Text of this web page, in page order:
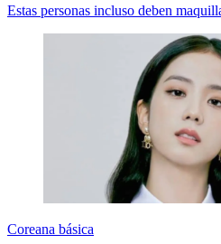
Estas personas incluso deben
Coreana básica